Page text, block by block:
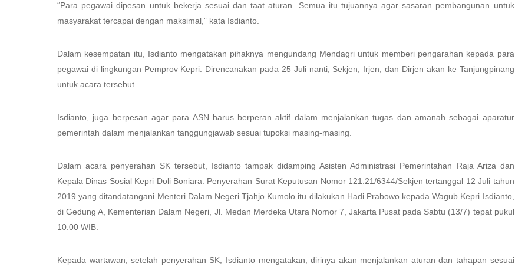
“Para pegawai dipesan untuk bekerja sesuai dan taat aturan. Semua itu tujuannya agar sasaran pembangunan untuk
masyarakat tercapai dengan maksimal,” kata Isdianto.
Dalam kesempatan itu, Isdianto mengatakan pihaknya mengundang Mendagri untuk memberi pengarahan kepada para
pegawai di lingkungan Pemprov Kepri. Direncanakan pada 25 Juli nanti, Sekjen, Irjen, dan Dirjen akan ke Tanjungpinang
untuk acara tersebut.
Isdianto, juga berpesan agar para ASN harus berperan aktif dalam menjalankan tugas dan amanah sebagai aparatur
pemerintah dalam menjalankan tanggungjawab sesuai tupoksi masing-masing.
Dalam acara penyerahan SK tersebut, Isdianto tampak didamping Asisten Administrasi Pemerintahan Raja Ariza dan
Kepala Dinas Sosial Kepri Doli Boniara. Penyerahan Surat Keputusan Nomor 121.21/6344/Sekjen tertanggal 12 Juli tahun
2019 yang ditandatangani Menteri Dalam Negeri Tjahjo Kumolo itu dilakukan Hadi Prabowo kepada Wagub Kepri Isdianto,
di Gedung A, Kementerian Dalam Negeri, Jl. Medan Merdeka Utara Nomor 7, Jakarta Pusat pada Sabtu (13/7) tepat pukul
10.00 WIB.
Kepada wartawan, setelah penyerahan SK, Isdianto mengatakan, dirinya akan menjalankan aturan dan tahapan sesuai